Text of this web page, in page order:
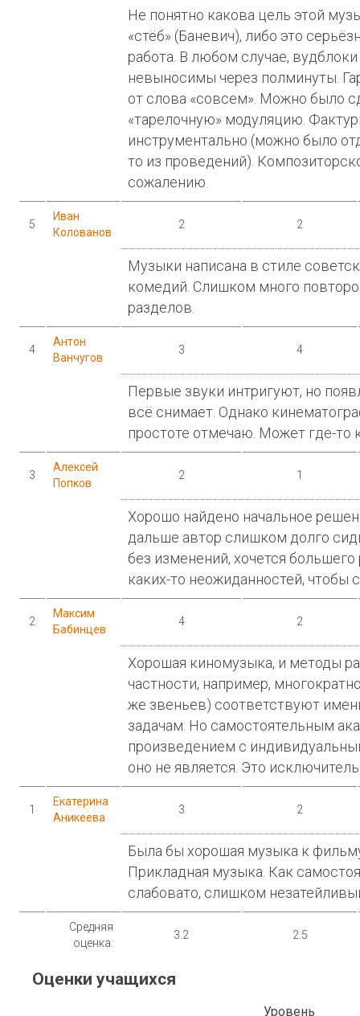
Не понятно какова цель этой
«стёб» (Баневич), либо это
работа. В любом случае,
невыносимы через полминуты.
от слова «совсем». Можно было
«тарелочную» модуляцию.
инструментально (можно было
то из проведений).
сожалению.
5
Иван
Колованов
2 2
Музыки написана в стиле
комедий. Слишком много
разделов.
4
Антон
Ванчугов
3 4
Первые звуки интригуют, но
всё снимает. Однако
простоте отмечаю. Может где-то
3
Алексей
Попков
2 1
Хорошо найдено начальное
дальше автор слишком долго
без изменений, хочется большего
каких-то неожиданностей, чтобы
2
Максим
Бабинцев
4 2
Хорошая киномузыка, и методы
частности, например,
же звеньев) соответствуют
задачам. Но самостоятельным
произведением с
оно не является. Это
1
Екатерина
Аникеева
3 2
Была бы хорошая музыка к
Прикладная музыка. Как
слабовато, слишком
Средняя
оценка:
3.2 2.5
Оценки учащихся
Уровень